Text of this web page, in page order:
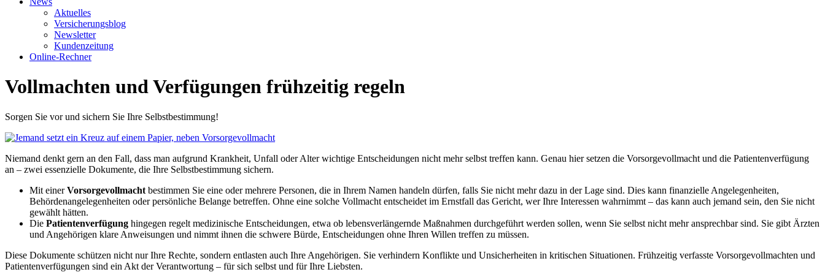
Aktuelles
Versicherungsblog
Newsletter
Kundenzeitung
Online-Rechner
Vollmachten und Verfügungen frühzeitig regeln
Sorgen Sie vor und sichern Sie Ihre Selbstbestimmung!
Niemand denkt gern an den Fall, dass man aufgrund Krankheit, Unfall oder Alter wichtige Entscheidungen nicht mehr selbst treffen kann. Genau hier setzen die Vorsorgevollmacht und die Patientenverfügung
an – zwei essenzielle Dokumente, die Ihre Selbstbestimmung sichern.
Mit einerVorsorgevollmacht bestimmen Sie eine oder mehrere Personen, die in Ihrem Namen handeln dürfen, falls Sie nicht mehr dazu in der Lage sind. Dies kann finanzielle Angelegenheiten,
Behördenangelegenheiten oder persönliche Belange betreffen. Ohne eine solche Vollmacht entscheidet im Ernstfall das Gericht, wer Ihre Interessen wahrnimmt – das kann auch jemand sein, den Sie nicht
gewählt hätten.
Die Patientenverfügung hingegen regelt medizinische Entscheidungen, etwa ob lebensverlängernde Maßnahmen durchgeführt werden sollen, wenn Sie selbst nicht mehr ansprechbar sind. Sie gibt Ärzten
und Angehörigen klare Anweisungen und nimmt ihnen die schwere Bürde, Entscheidungen ohne Ihren Willen treffen zu müssen.
Diese Dokumente schützen nicht nur Ihre Rechte, sondern entlasten auch Ihre Angehörigen. Sie verhindern Konflikte und Unsicherheiten in kritischen Situationen. Frühzeitig verfasste Vorsorgevollmachten und
Patientenverfügungen sind ein Akt der Verantwortung – für sich selbst und für Ihre Liebsten.